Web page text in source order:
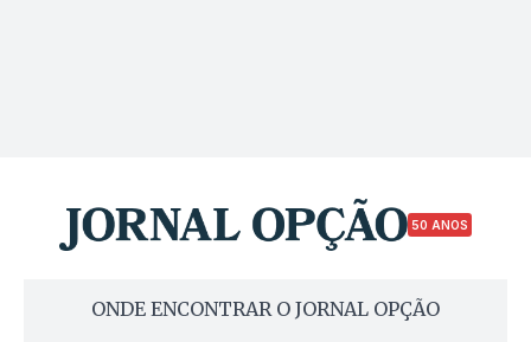
50 ANOS
ONDE ENCONTRAR O JORNAL OPÇÃO